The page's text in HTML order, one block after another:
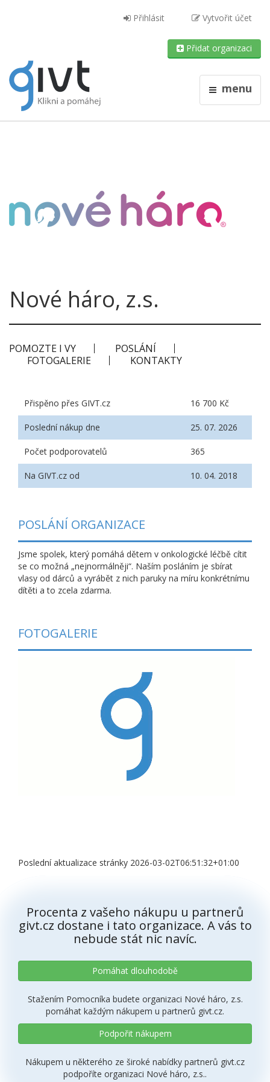
Přihlásit Vytvořit účet
Přidat organizaci
menu
Nové háro, z.s.
POMOZTE I VY
POSLÁNÍ
FOTOGALERIE
KONTAKTY
Přispěno přes GIVT.cz 16 700 Kč
Poslední nákup dne 25. 07. 2026
Počet podporovatelů 365
Na GIVT.cz od 10. 04. 2018
POSLÁNÍ ORGANIZACE
Jsme spolek, který pomáhá dětem v onkologické léčbě cítit
se co možná „nejnormálněji“. Naším posláním je sbírat
vlasy od dárců a vyrábět z nich paruky na míru konkrétnímu
dítěti a to zcela zdarma.
FOTOGALERIE
Poslední aktualizace stránky 2026-03-02T06:51:32+01:00
Procenta z vašeho nákupu u partnerů
givt.cz dostane i tato organizace. A vás to
nebude stát nic navíc.
Pomáhat dlouhodobě
Stažením Pomocníka budete organizaci Nové háro, z.s.
pomáhat každým nákupem u partnerů givt.cz.
Podpořit nákupem
Nákupem u některého ze široké nabídky partnerů givt.cz
podpoříte organizaci Nové háro, z.s..